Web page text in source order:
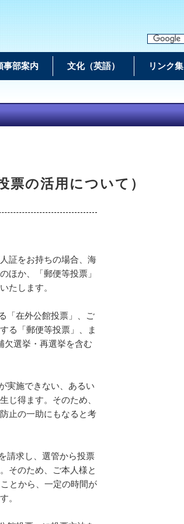
事部案内 文化（英語） リンク集
票の活用について）
証をお持ちの場合、海
ほか、「郵便等投票」
たします。
「在外公館投票」、ご
る「郵便等投票」、ま
欠選挙・再選挙を含む
実施できない、あるい
じ得ます。そのため、
止の一助にもなると考
請求し、選管から投票
そのため、ご本人様と
とから、一定の時間が
。